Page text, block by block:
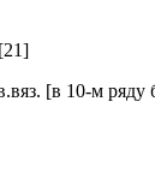
[в 10-м ряду